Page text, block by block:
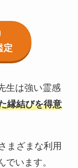
定
生は強い霊感
縁結びを得意
まざまな利用
います。